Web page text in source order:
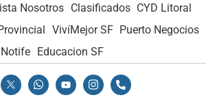
Nosotros Clasificados CYD Litoral
VivíMejor SF Puerto Negocios
Notife Educacion SF